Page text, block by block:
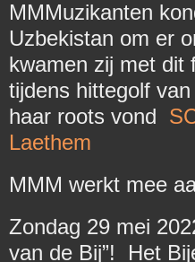
MMMuzikanten
Uzbekistan om er
kwamen zij met dit
tijdens hittegolf
haar roots vond
Laethem
MMM werkt mee
Zondag 29 mei
van de Bij”! Het